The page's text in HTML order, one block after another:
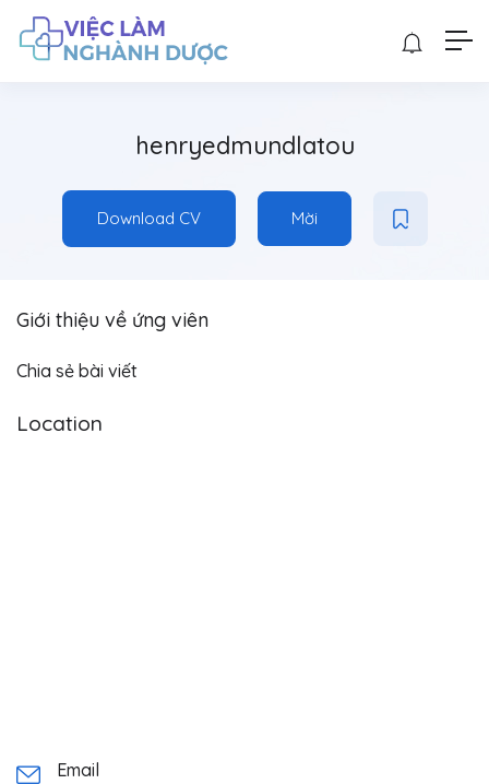
henryedmundlatou
Download CV Mời
Giới thiệu về ứng viên
Chia sẻ bài viết
Location
Email